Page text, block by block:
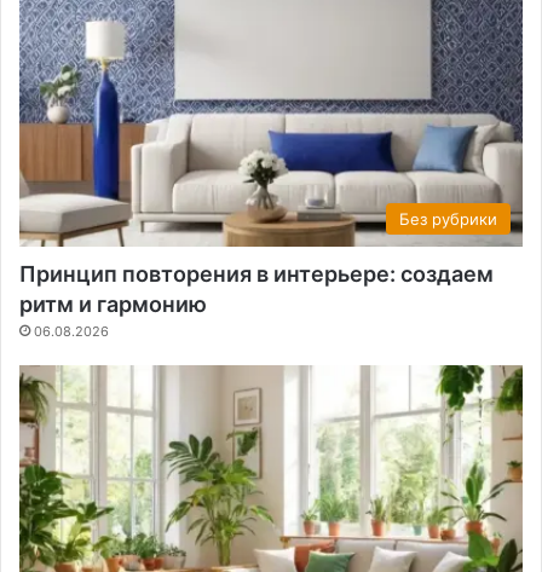
Без рубрики
Принцип повторения в интерьере: создаем
ритм и гармонию
06.08.2026